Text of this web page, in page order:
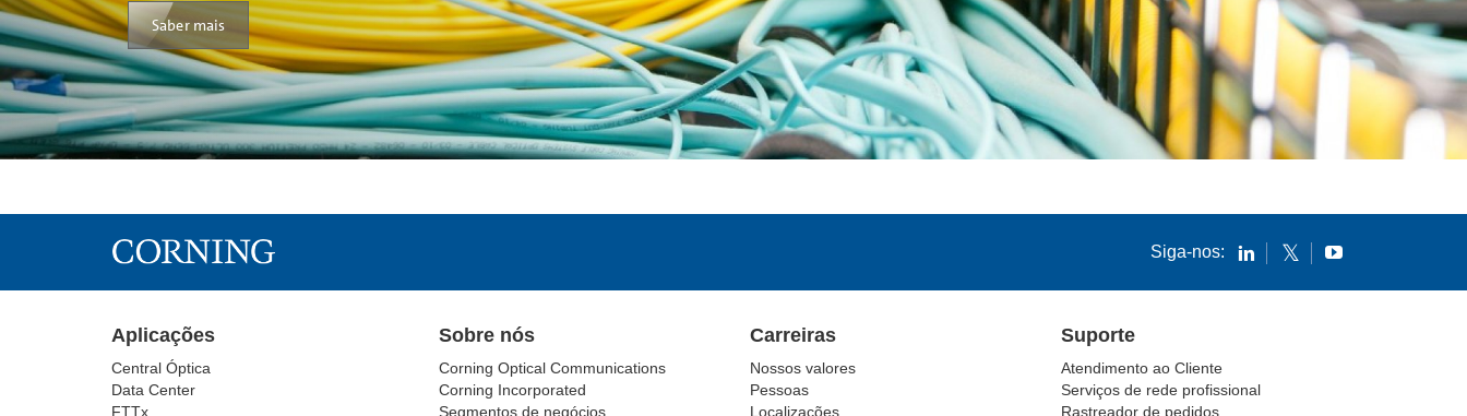
Saber mais
Siga-nos:
Aplicações
Central Óptica
Data Center
FTTx
Sobre nós
Corning Optical Communications
Corning Incorporated
Segmentos de negócios
Carreiras
Nossos valores
Pessoas
Localizações
Suporte
Atendimento ao Cliente
Serviços de rede profissional
Rastreador de pedidos